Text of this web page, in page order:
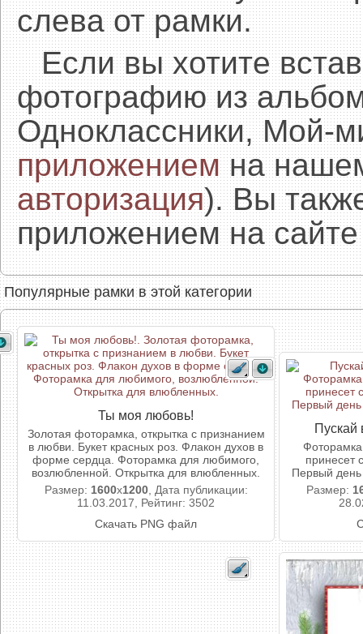
слева от рамки.
Если вы хотите
фотографию из
Одноклассники, Мой-
приложениемна нашем
авторизация). Вы
приложением на сайте
Популярные рамки в этой категории
Ты моя любовь!
Золотая фоторамка, открытка с признанием
в любви. Букет красных роз. Флакон духов в
форме сердца. Фоторамка для любимого,
возлюбленной. Открытка для влюбленных.
Размер: 1600x1200, Дата публикации:
11.03.2017, Рейтинг: 3502
Скачать PNG файл
Пускай
принесет
Первый день
Размер: